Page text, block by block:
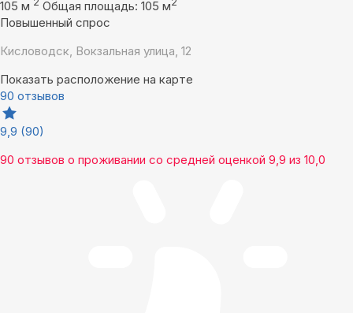
105 м Общая площадь: 105 м
Повышенный спрос
Кисловодск, Вокзальная улица, 12
Показать расположение на карте
90 отзывов
9,9 (90)
90 отзывов о проживании со средней оценкой 9,9 из 10,0